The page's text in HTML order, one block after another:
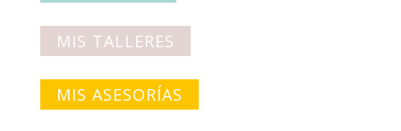
MIS TALLERES
MIS ASESORÍAS